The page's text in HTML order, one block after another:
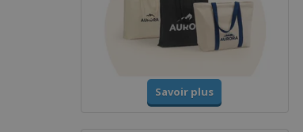
Savoir plus